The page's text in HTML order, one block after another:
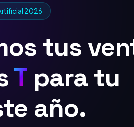
2026
tus
TOP 1 en
tu